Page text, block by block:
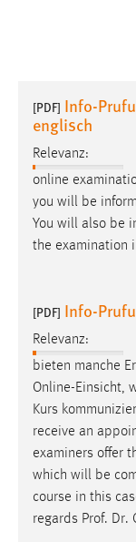
[PDF] Info-
englisch
Relevanz:
online
you will be
You will also be
the examination
[PDF] Info-
Relevanz:
bieten manche
Online-Einsicht,
Kurs
receive an
examiners offer
which will be
course in this
regards Prof. Dr.
Dieser
Name:
staticfilecache
Zweck:
Für
Zweck:
Das Cookie
Cookie